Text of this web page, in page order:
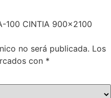
100 CINTIA 900×2100
no será publicada. Los
con *